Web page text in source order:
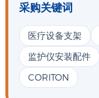
采购关键词
医疗设备支架
监护仪安装配件
CORITON